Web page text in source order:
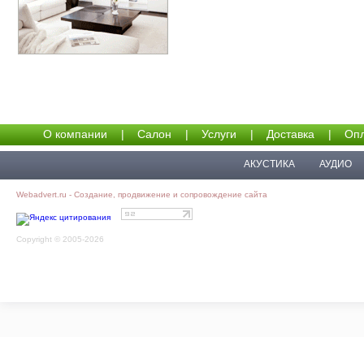
О компании | Салон | Услуги | Доставка |
АКУСТИКА АУДИО
Webadvert.ru - Создание, продвижение и сопровождение сайта
Copyright © 2005-2026